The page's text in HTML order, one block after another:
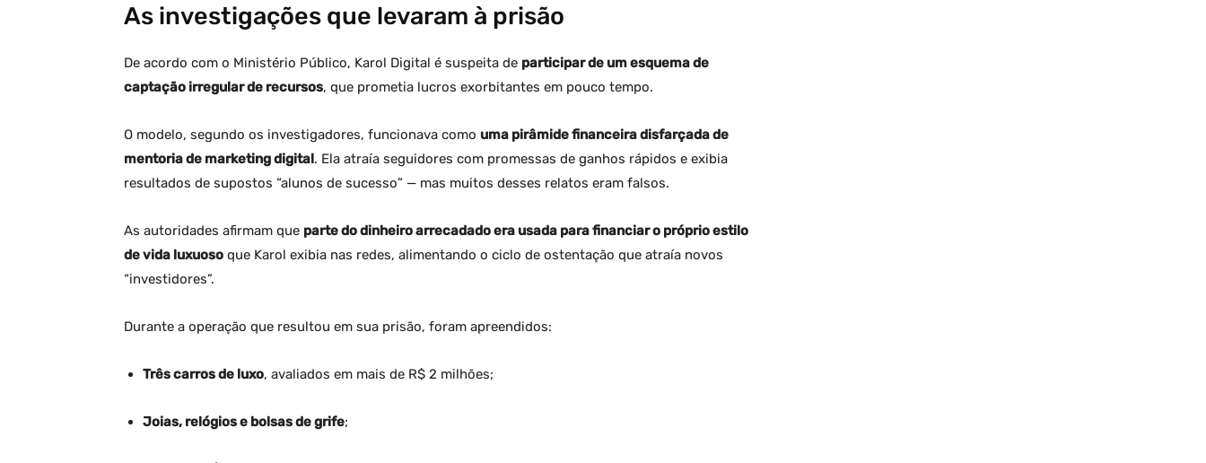
As investigações que levaram à prisão
De acordo com o Ministério Público, Karol Digital é suspeita de participar de um esquema de
captação irregular de recursos, que prometia lucros exorbitantes em pouco tempo.
O modelo, segundo os investigadores, funcionava como uma pirâmide financeira disfarçada de
mentoria de marketing digital. Ela atraía seguidores com promessas de ganhos rápidos e exibia
resultados de supostos “alunos de sucesso” — mas muitos desses relatos eram falsos.
As autoridades afirmam que parte do dinheiro arrecadado era usada para financiar o próprio estilo
de vida luxuoso que Karol exibia nas redes, alimentando o ciclo de ostentação que atraía novos
“investidores”.
Durante a operação que resultou em sua prisão, foram apreendidos:
Três carros de luxo, avaliados em mais de R$ 2 milhões;
Joias, relógios e bolsas de grife;